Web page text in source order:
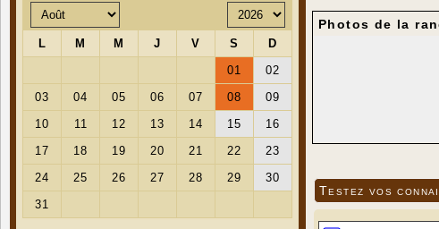
Photos de la
Testez vos